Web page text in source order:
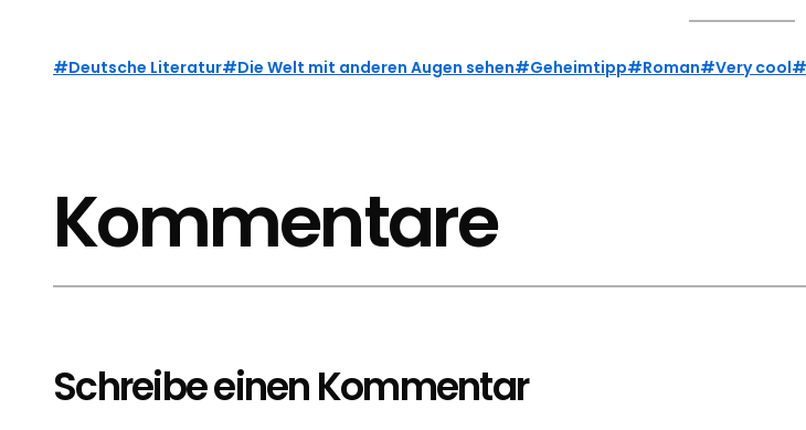
Deutsche Literatur Die Welt mit anderen Augen sehen Geheimtipp Roman Very cool
Kommentare
Schreibe einen Kommentar